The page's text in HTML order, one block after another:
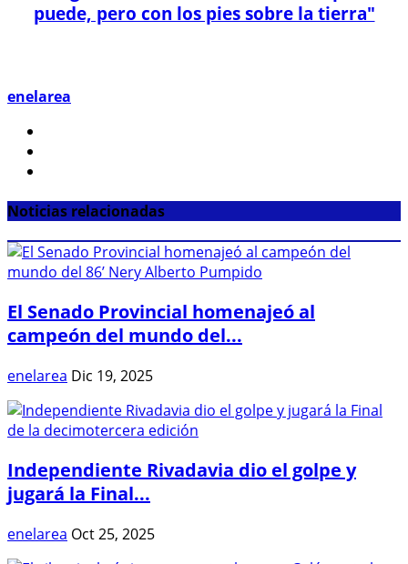
puede, pero con los pies sobre la tierra"
enelarea
Noticias relacionadas
El Senado Provincial homenajeó al
campeón del mundo del...
enelarea Dic 19, 2025
Independiente Rivadavia dio el golpe y
jugará la Final...
enelarea Oct 25, 2025